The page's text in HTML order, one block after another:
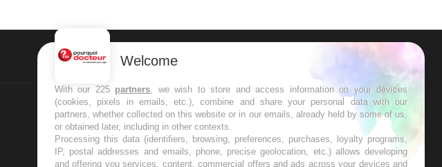
NEWSLETTER
Recevez toutes les semaines les meilleures
infos santé
Welcome
With our 225 partners, we wish to store and access information on your devices
(cookies, pixels in emails, etc.), combine and share your personal data with our
partners, whether collected on this website or in our emails, already held by some of us,
or obtained later, including in other contexts.
Processing this data (identifiers, browsing, preferences, purchases, loyalty programs,
IP, postal addresses and emails, phone, precise geolocation, etc.) allows developing
and offering you services, content, commercial offers and ads across your devices and